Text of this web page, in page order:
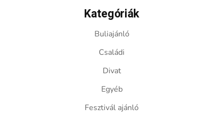
Kategóriák
Buliajánló
Családi
Divat
Egyéb
Fesztivál ajánló